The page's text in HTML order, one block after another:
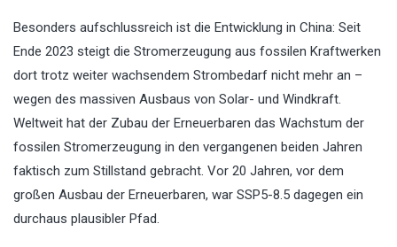
Besonders aufschlussreich ist die Entwicklung in China: Seit
Ende 2023 steigt die Stromerzeugung aus fossilen Kraftwerken
dort trotz weiter wachsendem Strombedarf nicht mehr an –
wegen des massiven Ausbaus von Solar- und Windkraft.
Weltweit hat der Zubau der Erneuerbaren das Wachstum der
fossilen Stromerzeugung in den vergangenen beiden Jahren
faktisch zum Stillstand gebracht. Vor 20 Jahren, vor dem
großen Ausbau der Erneuerbaren, war SSP5-8.5 dagegen ein
durchaus plausibler Pfad.